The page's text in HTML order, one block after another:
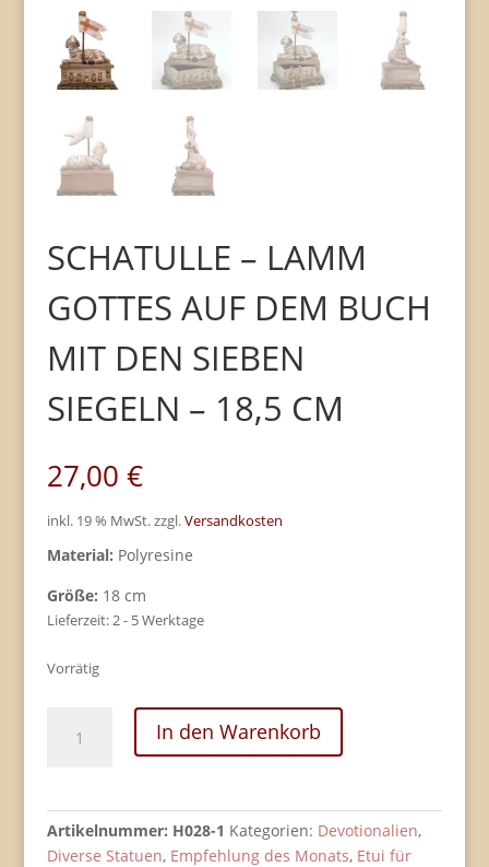
SCHATULLE – LAMM
GOTTES AUF DEM BUCH
MIT DEN SIEBEN
SIEGELN – 18,5 CM
27,00 €
inkl. 19 % MwSt. zzgl.Versandkosten
Material: Polyresine
Größe: 18 cm
Lieferzeit:2 - 5 Werktage
Vorrätig
In den Warenkorb
Artikelnummer: H028-1 Kategorien: Devotionalien,
Diverse Statuen, Empfehlung des Monats, Etui für